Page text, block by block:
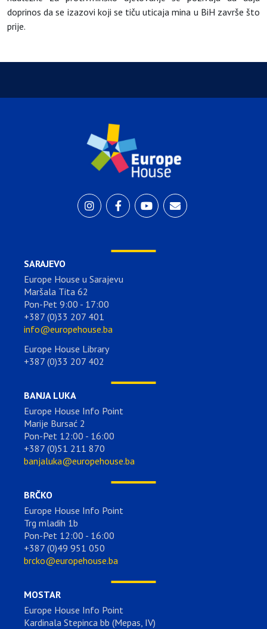
doprinos da se izazovi koji se tiču uticaja mina u BiH završe što
prije.
SARAJEVO
Europe House u Sarajevu
Maršala Tita 62
Pon-Pet 9:00 - 17:00
+387 (0)33 207 401
info@europehouse.ba
Europe House Library
+387 (0)33 207 402
BANJA LUKA
Europe House Info Point
Marije Bursać 2
Pon-Pet 12:00 - 16:00
+387 (0)51 211 870
banjaluka@europehouse.ba
BRČKO
Europe House Info Point
Trg mladih 1b
Pon-Pet 12:00 - 16:00
+387 (0)49 951 050
brcko@europehouse.ba
MOSTAR
Europe House Info Point
Kardinala Stepinca bb (Mepas, IV)